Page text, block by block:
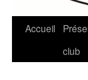
Accueil
club